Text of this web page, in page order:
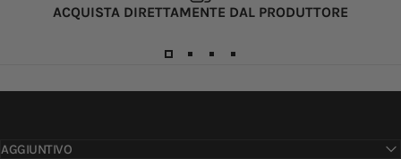
ACQUISTA DIRETTAMENTE DAL PRODUTTORE
AGGIUNTIVO